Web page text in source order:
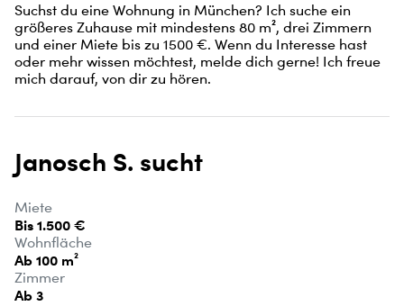
Suchst du eine Wohnung in München? Ich suche ein
größeres Zuhause mit mindestens 80 m², drei Zimmern
und einer Miete bis zu 1500 €. Wenn du Interesse hast
oder mehr wissen möchtest, melde dich gerne! Ich freue
mich darauf, von dir zu hören.
Janosch S. sucht
Miete
Bis 1.500 €
Wohnfläche
Ab 100 m²
Zimmer
Ab 3